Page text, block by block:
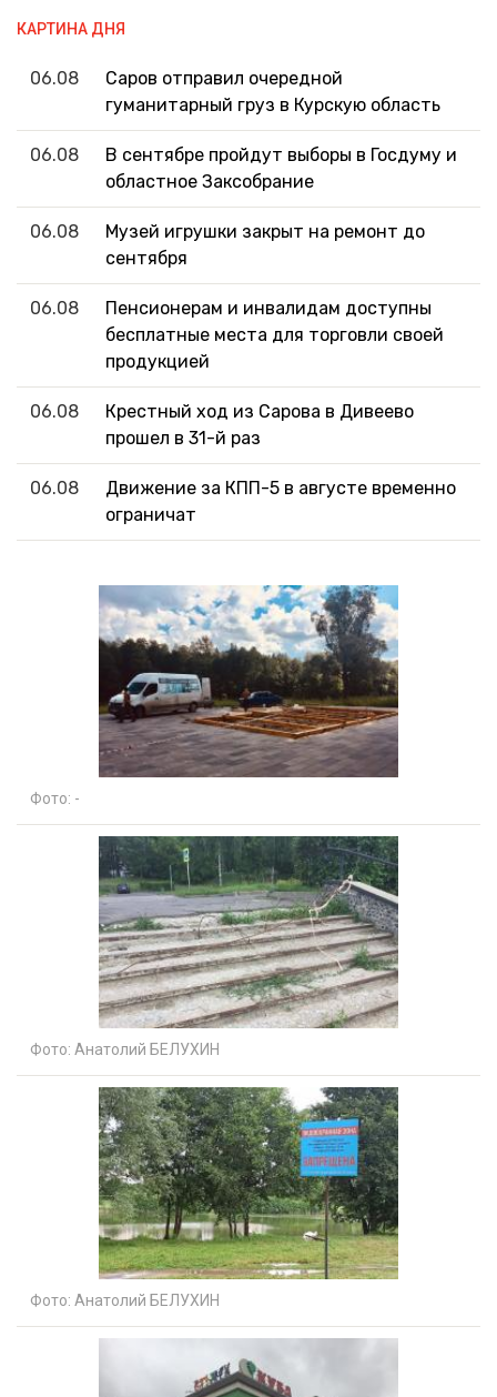
КАРТИНА ДНЯ
06.08
Саров отправил очередной
гуманитарный груз в Курскую область
06.08
В сентябре пройдут выборы в Госдуму и
областное Заксобрание
06.08
Музей игрушки закрыт на ремонт до
сентября
06.08
Пенсионерам и инвалидам доступны
бесплатные места для торговли своей
продукцией
06.08
Крестный ход из Сарова в Дивеево
прошел в 31-й раз
06.08
Движение за КПП-5 в августе временно
ограничат
Фото: -
Фото: Анатолий БЕЛУХИН
Фото: Анатолий БЕЛУХИН